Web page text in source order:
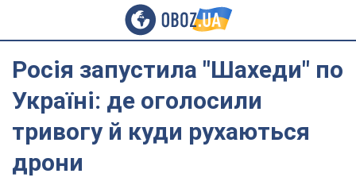
Росія запустила "Шахеди" по
Україні: де оголосили
тривогу й куди рухаються
дрони